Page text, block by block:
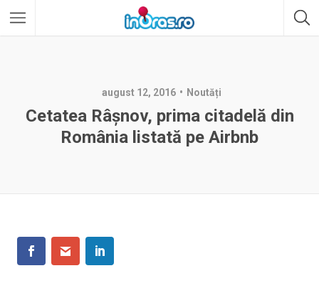
august 12, 2016 Noutăți
Cetatea Râșnov, prima citadelă din
România listată pe Airbnb